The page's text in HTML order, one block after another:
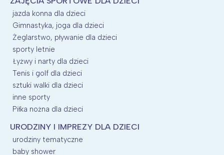
jazda konna dla dzieci
Gimnastyka, joga dla dzieci
Żeglarstwo, pływanie dla dzieci
sporty letnie
Łyżwy i narty dla dzieci
Tenis i golf dla dzieci
sztuki walki dla dzieci
inne sporty
Piłka nożna dla dzieci
URODZINY I IMPREZY DLA DZIECI
urodziny tematyczne
baby shower